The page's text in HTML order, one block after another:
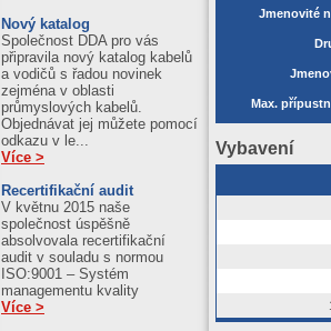
Jmenovité
Max.
Vybavení
Nový katalog
Společnost DDA pro vás
připravila nový katalog kabelů
a vodičů s řadou novinek
zejména v oblasti
průmyslových kabelů.
Objednávat jej můžete pomocí
odkazu v le...
Více >
Recertifikační audit
V květnu 2015 naše
společnost úspěšně
absolvovala recertifikační
audit v souladu s normou
ISO:9001 – Systém
managementu kvality
Více >